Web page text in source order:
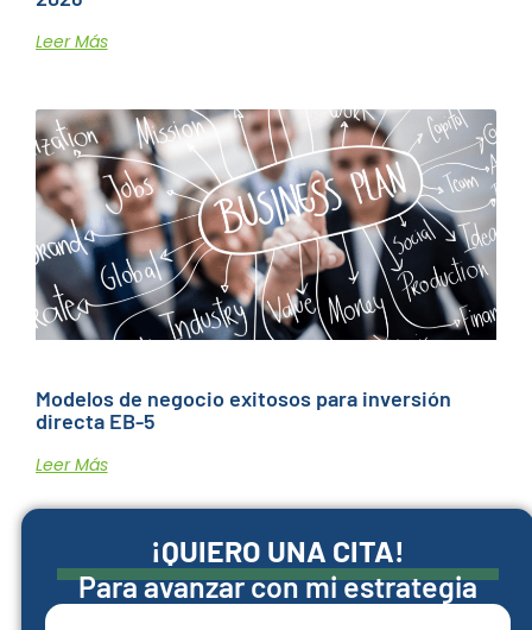
Leer Más
Modelos de negocio exitosos para inversión
directa EB-5
Leer Más
¡QUIERO UNA CITA!
Para avanzar con mi estrategia